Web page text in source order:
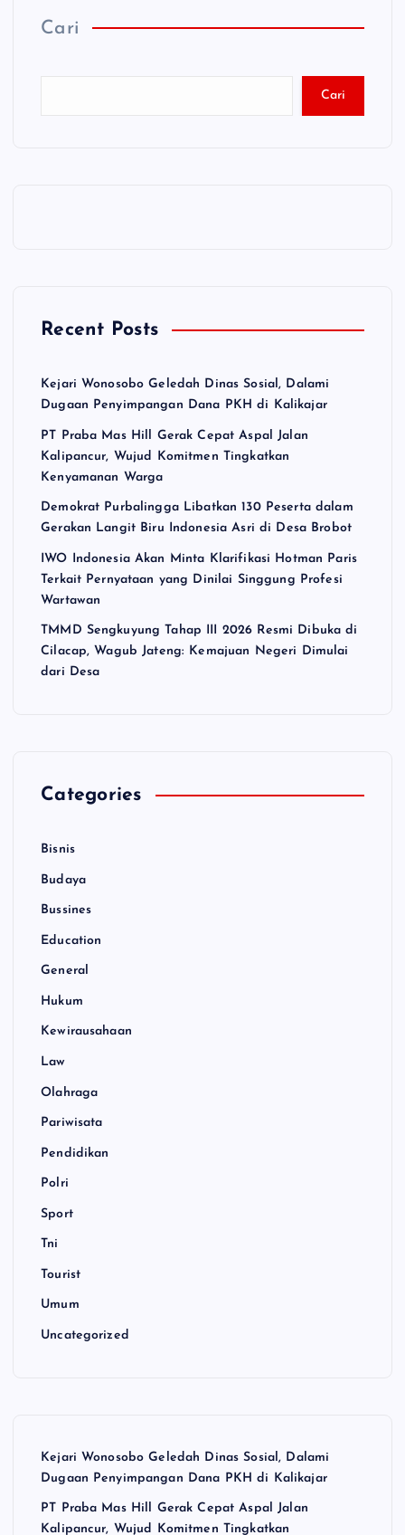
Cari
Cari
Recent Posts
Kejari Wonosobo Geledah Dinas Sosial, Dalami
Dugaan Penyimpangan Dana PKH di Kalikajar
PT Praba Mas Hill Gerak Cepat Aspal Jalan
Kalipancur, Wujud Komitmen Tingkatkan
Kenyamanan Warga
Demokrat Purbalingga Libatkan 130 Peserta dalam
Gerakan Langit Biru Indonesia Asri di Desa Brobot
IWO Indonesia Akan Minta Klarifikasi Hotman Paris
Terkait Pernyataan yang Dinilai Singgung Profesi
Wartawan
TMMD Sengkuyung Tahap III 2026 Resmi Dibuka di
Cilacap, Wagub Jateng: Kemajuan Negeri Dimulai
dari Desa
Categories
Bisnis
Budaya
Bussines
Education
General
Hukum
Kewirausahaan
Law
Olahraga
Pariwisata
Pendidikan
Polri
Sport
Tni
Tourist
Umum
Uncategorized
Kejari Wonosobo Geledah Dinas Sosial, Dalami
Dugaan Penyimpangan Dana PKH di Kalikajar
PT Praba Mas Hill Gerak Cepat Aspal Jalan
Kalipancur, Wujud Komitmen Tingkatkan